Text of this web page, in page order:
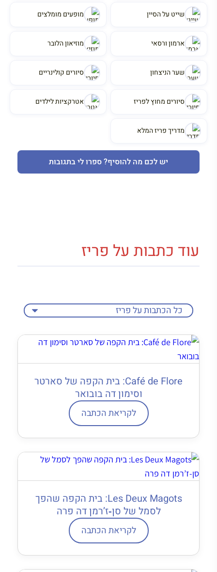
שייט על הסיין מופעים מומלצים
ארמון ורסאי מוזיאון הלובר
שער הניצחון סיורים קולינריים
סיורים מחוץ לפריז אטרקציות לילדים
מדריך פריז המלא
יש לכם מה להוסיף? ספרו לי בתגובות
עוד כתבות על פריז
Café de Flore: בית הקפה של סארטר
וסימון דה בובואר
לקריאת הכתבה
Les Deux Magots: בית הקפה שהפך
לסמל של סן‐ז’רמן דה פרה
לקריאת הכתבה